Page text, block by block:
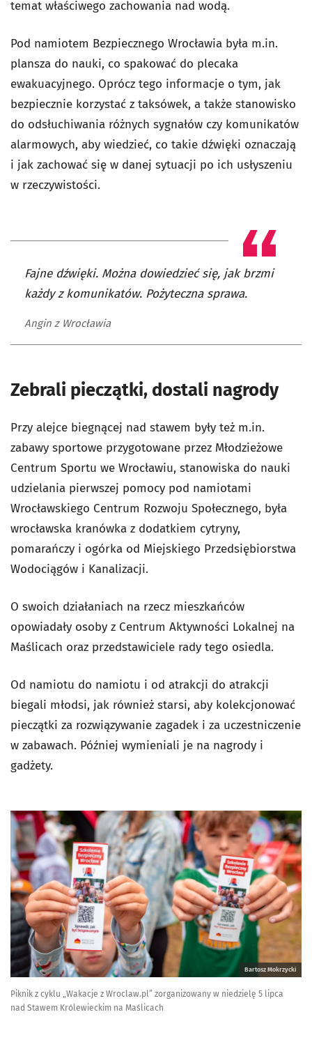
temat właściwego zachowania nad wodą.
Pod namiotem Bezpiecznego Wrocławia była m.in.
plansza do nauki, co spakować do plecaka
ewakuacyjnego. Oprócz tego informacje o tym, jak
bezpiecznie korzystać z taksówek, a także stanowisko
do odsłuchiwania różnych sygnałów czy komunikatów
alarmowych, aby wiedzieć, co takie dźwięki oznaczają
i jak zachować się w danej sytuacji po ich usłyszeniu
w rzeczywistości.
Fajne dźwięki. Można dowiedzieć się, jak brzmi
każdy z komunikatów. Pożyteczna sprawa.
Angin z Wrocławia
Zebrali pieczątki, dostali nagrody
Przy alejce biegnącej nad stawem były też m.in.
zabawy sportowe przygotowane przez Młodzieżowe
Centrum Sportu we Wrocławiu, stanowiska do nauki
udzielania pierwszej pomocy pod namiotami
Wrocławskiego Centrum Rozwoju Społecznego, była
wrocławska kranówka z dodatkiem cytryny,
pomarańczy i ogórka od Miejskiego Przedsiębiorstwa
Wodociągów i Kanalizacji.
O swoich działaniach na rzecz mieszkańców
opowiadały osoby z Centrum Aktywności Lokalnej na
Maślicach oraz przedstawiciele rady tego osiedla.
Od namiotu do namiotu i od atrakcji do atrakcji
biegali młodsi, jak również starsi, aby kolekcjonować
pieczątki za rozwiązywanie zagadek i za uczestniczenie
w zabawach. Później wymieniali je na nagrody i
gadżety.
Bartosz Mokrzycki
Piknik z cyklu „Wakacje z Wroclaw.pl” zorganizowany w niedzielę 5 lipca
nad Stawem Królewieckim na Maślicach